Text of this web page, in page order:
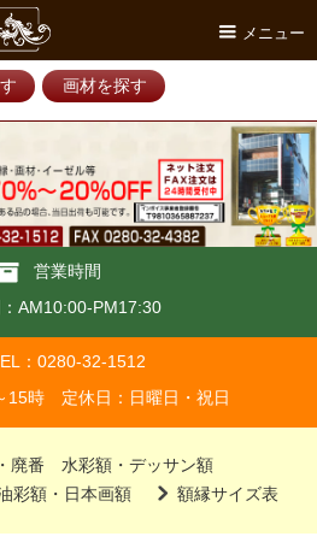
メニュー
画材を探す
営業時間
AM10:00-PM17:30
：0280-32-1512
15時 定休日：日曜日・祝日
廃番 水彩額・デッサン額
彩額・日本画額
額縁サイズ表